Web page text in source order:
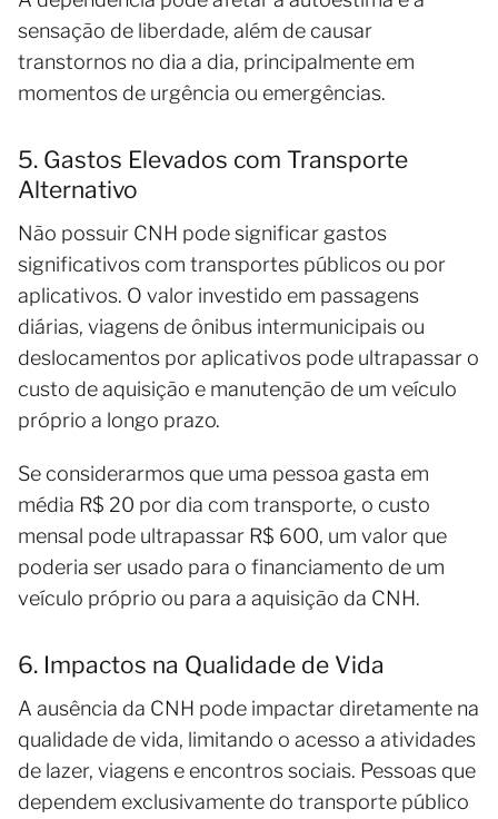
sensação de liberdade, além de causar
transtornos no dia a dia, principalmente em
momentos de urgência ou emergências.
5. Gastos Elevados com Transporte
Alternativo
Não possuir CNH pode significar gastos
significativos com transportes públicos ou por
aplicativos. O valor investido em passagens
diárias, viagens de ônibus intermunicipais ou
deslocamentos por aplicativos pode ultrapassar o
custo de aquisição e manutenção de um veículo
próprio a longo prazo.
Se considerarmos que uma pessoa gasta em
média R$ 20 por dia com transporte, o custo
mensal pode ultrapassar R$ 600, um valor que
poderia ser usado para o financiamento de um
veículo próprio ou para a aquisição da CNH.
6. Impactos na Qualidade de Vida
A ausência da CNH pode impactar diretamente na
qualidade de vida, limitando o acesso a atividades
de lazer, viagens e encontros sociais. Pessoas que
dependem exclusivamente do transporte público